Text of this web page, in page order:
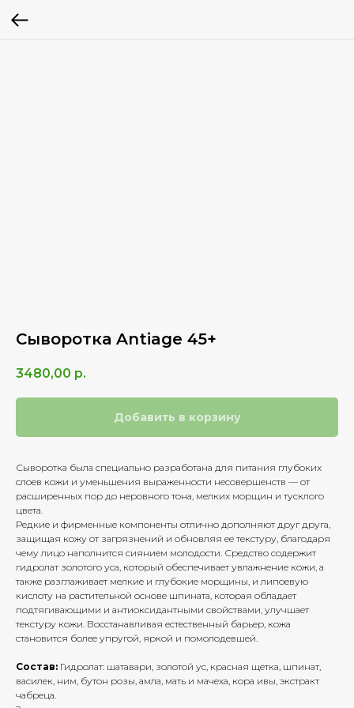
Сыворотка Antiage 45+
3480,00 р.
Добавить в корзину
Сыворотка была специально разработана для питания глубоких
слоев кожи и уменьшения выраженности несовершенств — от
расширенных пор до неровного тона, мелких морщин и тусклого
цвета.
Редкие и фирменные компоненты отлично дополняют друг друга,
защищая кожу от загрязнений и обновляя ее текстуру, благодаря
чему лицо наполнится сиянием молодости. Средство содержит
гидролат золотого уса, который обеспечивает увлажнение кожи, а
также разглаживает мелкие и глубокие морщины, и липоевую
кислоту на растительной основе шпината, которая обладает
подтягивающими и антиоксидантными свойствами, улучшает
текстуру кожи. Восстанавливая естественный барьер, кожа
становится более упругой, яркой и помолодевшей.
Состав: Гидролат: шатавари, золотой ус, красная щетка, шпинат,
василек, ним, бутон розы, амла, мать и мачеха, кора ивы, экстракт
чабреца.